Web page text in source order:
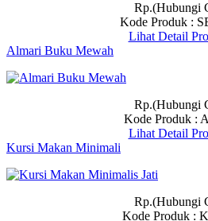
Rp.(Hubungi
Kode Produk :
Lihat Detail
Almari Buku Mewah
Rp.(Hubungi
Kode Produk :
Lihat Detail
Kursi Makan Minimali
Rp.(Hubungi
Kode Produk :